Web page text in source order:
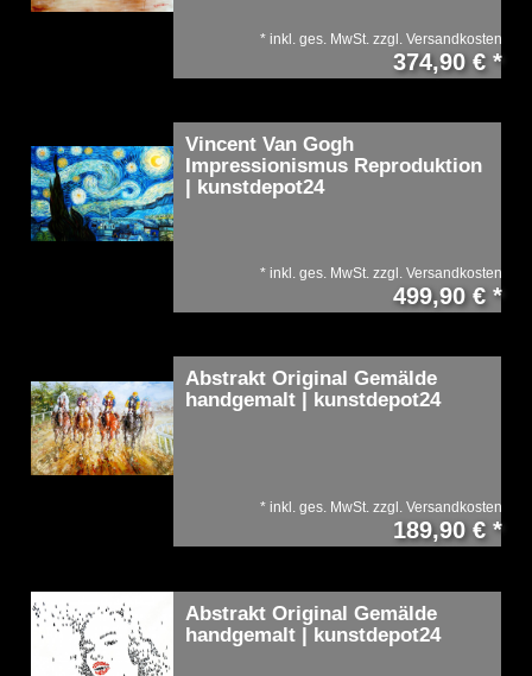
374,90 € *
* inkl. ges. MwSt. zzgl. Versandkosten
Vincent Van Gogh
Impressionismus Reproduktion
| kunstdepot24
499,90 € *
* inkl. ges. MwSt. zzgl. Versandkosten
Abstrakt Original Gemälde
handgemalt | kunstdepot24
189,90 € *
* inkl. ges. MwSt. zzgl. Versandkosten
Abstrakt Original Gemälde
handgemalt | kunstdepot24